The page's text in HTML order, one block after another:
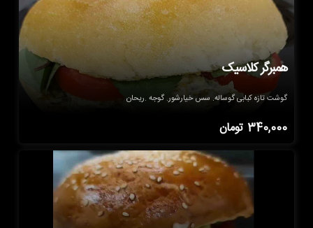
همبرگر کلاسیک
گوشت تازه کبابی گوساله. سس خیارشور. گوجه .ریحان
340,000 تومان